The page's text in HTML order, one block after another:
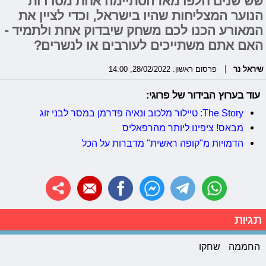
הנוער המצליחות שהיו בישראל, וכדי לציין את
המאורע הכנו לכם משחק שיבדוק אחת ולתמיד -
האם אתם משתייכים לעורבים או לנשרים?
שיראל נר פרסום ראשון: 28/02/2022, 14:00
עוד בערוץ הבידור של פרוגי:
The Story: טיילור מלכוב ונאיה פדרמן במסר לבני זוג
מבאס! ציפינו ליותר מהרפאליס
הדמויות מ"קופה ראשית" מדברות על הכל
תגיות
החממה שחקו